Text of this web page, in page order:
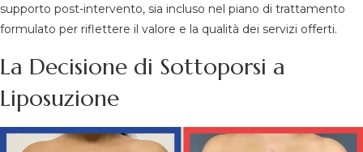
supporto post-intervento, sia incluso nel piano di trattamento
formulato per riflettere il valore e la qualità dei servizi offerti.
La Decisione di Sottoporsi a
Liposuzione